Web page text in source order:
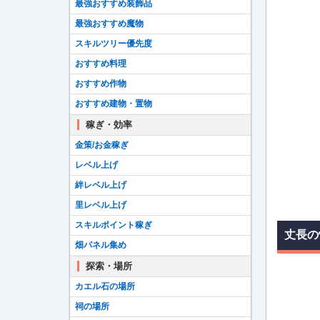
丈長
最強おすすめ装飾品
最強おすすめ魔物
スキルツリー優先度
おすすめ料理
おすすめ作物
おすすめ建物・置物
稼ぎ・効率
金策/お金稼ぎ
レベル上げ
絆レベル上げ
里レベル上げ
スキルポイント稼ぎ
畑パネル集め
探索・場所
カエル石の場所
祠の場所